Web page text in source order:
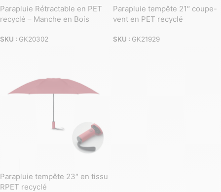
Parapluie Rétractable en PET
recyclé – Manche en Bois
SKU : GK20302
Parapluie tempête 21″ coupe-
vent en PET recyclé
SKU : GK21929
Parapluie tempête 23″ en tissu
RPET recyclé